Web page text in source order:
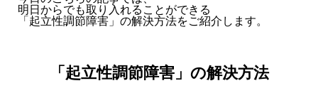
明日からでも取り入れることができる
「起立性調節障害」の解決方法をご紹介します。
「起立性調節障害」の解決方法